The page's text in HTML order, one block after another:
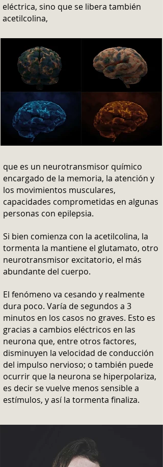
eléctrica, sino que se libera también
acetilcolina,
que es un neurotransmisor químico
encargado de la memoria, la atención y
los movimientos musculares,
capacidades comprometidas en algunas
personas con epilepsia.
Si bien comienza con la acetilcolina, la
tormenta la mantiene el glutamato, otro
neurotransmisor excitatorio, el más
abundante del cuerpo.
El fenómeno va cesando y realmente
dura poco. Varía de segundos a 3
minutos en los casos no graves. Esto es
gracias a cambios eléctricos en las
neurona que, entre otros factores,
disminuyen la velocidad de conducción
del impulso nervioso; o también puede
ocurrir que la neurona se hiperpolariza,
es decir se vuelve menos sensible a
estímulos, y así la tormenta finaliza.